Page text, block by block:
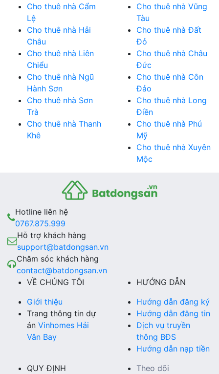
Cho thuê nhà Cẩm
Lệ
Cho thuê nhà Hải
Châu
Cho thuê nhà Liên
Chiểu
Cho thuê nhà Ngũ
Hành Sơn
Cho thuê nhà Sơn
Trà
Cho thuê nhà Thanh
Khê
Cho thuê nhà Vũng
Tàu
Cho thuê nhà Đất
Đỏ
Cho thuê nhà Châu
Đức
Cho thuê nhà Côn
Đảo
Cho thuê nhà Long
Điền
Cho thuê nhà Phú
Mỹ
Cho thuê nhà Xuyên
Mộc
Hotline liên hệ
0767.875.999
Hỗ trợ khách hàng
support@batdongsan.vn
Chăm sóc khách hàng
contact@batdongsan.vn
VỀ CHÚNG TÔI
Giới thiệu
Trang thông tin dự
án Vinhomes Hải
Vân Bay
HƯỚNG DẪN
Hướng dẫn đăng ký
Hướng dẫn đăng tin
Dịch vụ truyền
thông BĐS
Hướng dẫn nạp tiền
QUY ĐỊNH
Theo dõi